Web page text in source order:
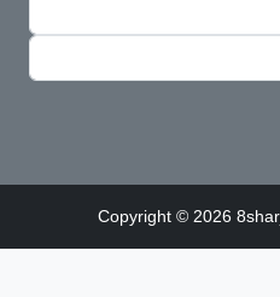
Copyright © 2026